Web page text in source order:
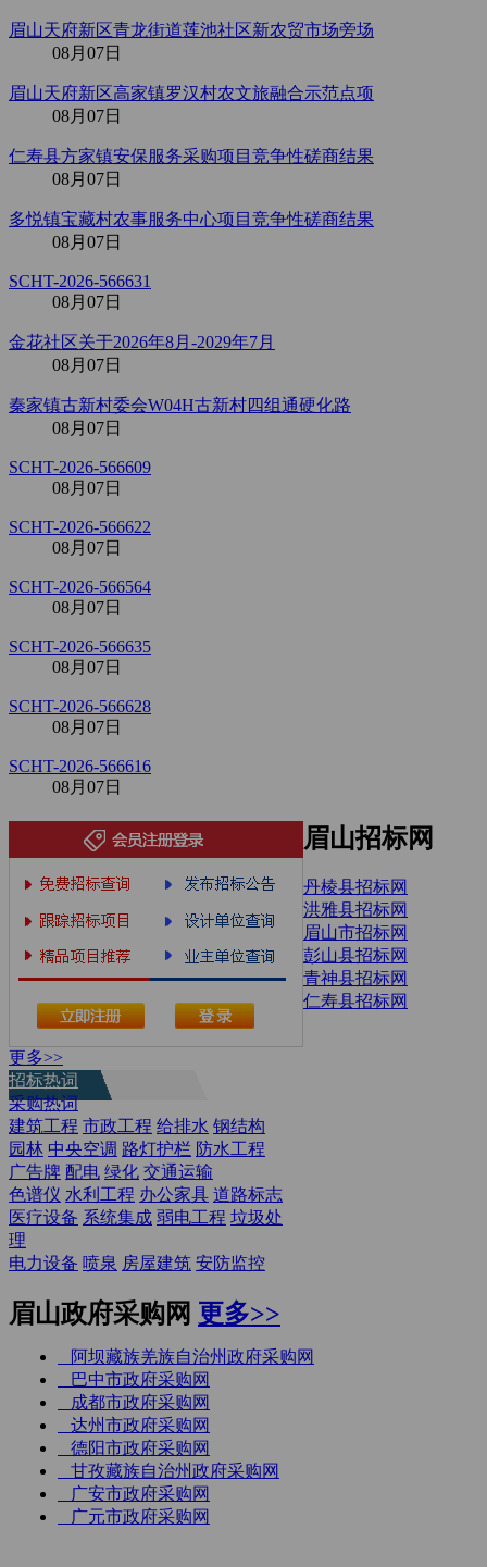
眉山天府新区青龙街道莲池社区新农贸市场旁场
08月07日
眉山天府新区高家镇罗汉村农文旅融合示范点项
08月07日
仁寿县方家镇安保服务采购项目竞争性磋商结果
08月07日
多悦镇宝藏村农事服务中心项目竞争性磋商结果
08月07日
SCHT-2026-566631
08月07日
金花社区关于2026年8月-2029年7月
08月07日
秦家镇古新村委会W04H古新村四组通硬化路
08月07日
SCHT-2026-566609
08月07日
SCHT-2026-566622
08月07日
SCHT-2026-566564
08月07日
SCHT-2026-566635
08月07日
SCHT-2026-566628
08月07日
SCHT-2026-566616
08月07日
眉山招标网
丹棱县招标网
洪雅县招标网
眉山市招标网
彭山县招标网
青神县招标网
仁寿县招标网
更多>>
招标热词
采购热词
建筑工程 市政工程 给排水 钢结构
园林 中央空调 路灯护栏 防水工程
广告牌 配电 绿化 交通运输
色谱仪 水利工程 办公家具 道路标志
医疗设备 系统集成 弱电工程 垃圾处
理
电力设备 喷泉 房屋建筑 安防监控
眉山政府采购网 更多>>
阿坝藏族羌族自治州政府采购网
巴中市政府采购网
成都市政府采购网
达州市政府采购网
德阳市政府采购网
甘孜藏族自治州政府采购网
广安市政府采购网
广元市政府采购网